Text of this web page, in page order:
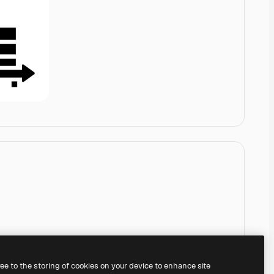
to the storing of cookies on your device to enhance site